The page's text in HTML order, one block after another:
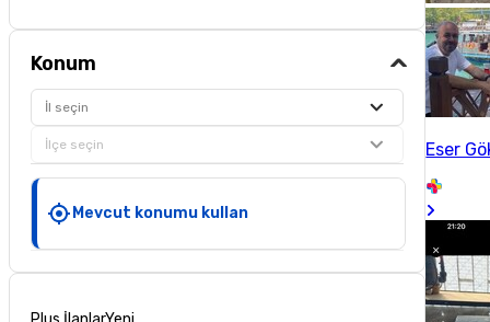
Konum
İl seçin
İlçe seçin
Mevcut konumu kullan
Eser